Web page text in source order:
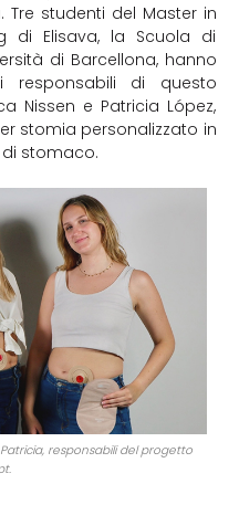
studenti del Master in
di Elisava, la Scuola di
di Barcellona, hanno
responsabili di questo
Nissen e Patricia López,
stomia personalizzato in
stomaco.
responsabili del progetto